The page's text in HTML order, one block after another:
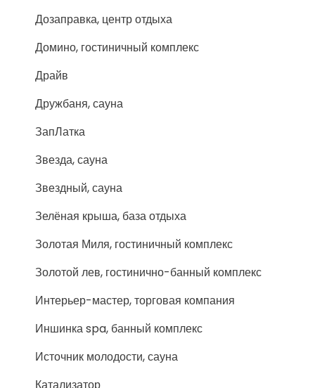
Дозаправка, центр отдыха
Домино, гостиничный комплекс
Драйв
Дружбаня, сауна
ЗапЛатка
Звезда, сауна
Звездный, сауна
Зелёная крыша, база отдыха
Золотая Миля, гостиничный комплекс
Золотой лев, гостинично-банный комплекс
Интерьер-мастер, торговая компания
Иншинка spa, банный комплекс
Источник молодости, сауна